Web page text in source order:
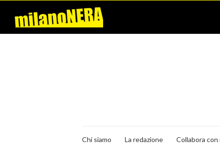
Chi siamo La redazione Collabora con